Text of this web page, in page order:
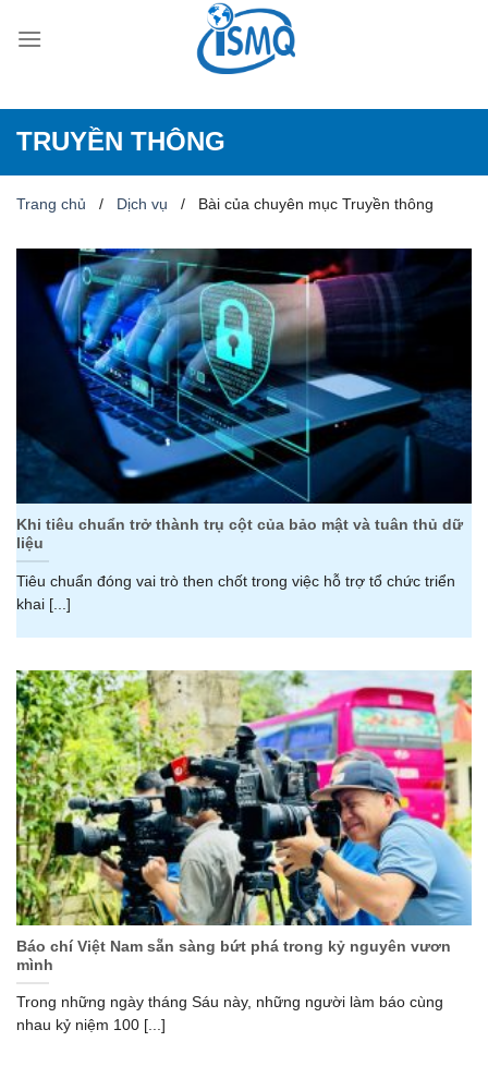
TRUYỀN THÔNG
Trang chủ / Dịch vụ / Bài của chuyên mục Truyền thông
Khi tiêu chuẩn trở thành trụ cột của bảo mật và tuân thủ dữ
liệu
Tiêu chuẩn đóng vai trò then chốt trong việc hỗ trợ tổ chức triển
khai [...]
Báo chí Việt Nam sẵn sàng bứt phá trong kỷ nguyên vươn
mình
Trong những ngày tháng Sáu này, những người làm báo cùng
nhau kỷ niệm 100 [...]